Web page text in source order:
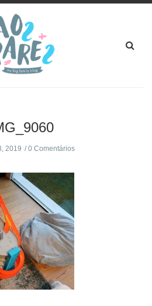
2019 0 Comentários